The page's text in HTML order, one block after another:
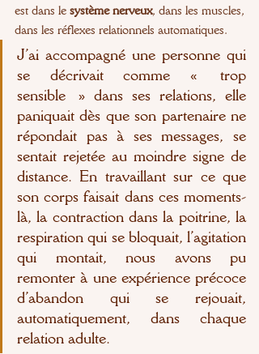
est dans le système nerveux, dans les muscles,
dans les réflexes relationnels automatiques.
J’ai accompagné une personne qui
se décrivait comme « trop
sensible » dans ses relations, elle
paniquait dès que son partenaire ne
répondait pas à ses messages, se
sentait rejetée au moindre signe de
distance. En travaillant sur ce que
son corps faisait dans ces moments-
là, la contraction dans la poitrine, la
respiration qui se bloquait, l’agitation
qui montait, nous avons pu
remonter à une expérience précoce
d’abandon qui se rejouait,
automatiquement, dans chaque
relation adulte.